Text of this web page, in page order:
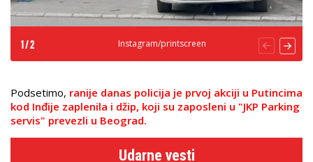
Instagram/printscreen
1 /2
Podsetimo, ranije danas policija je prvoj akciji u Putincima
kod Inđije zaplenila i džip, koji su zaposleni u "JKP Parking
servis" prevezli u Beograd.
Udarne vesti